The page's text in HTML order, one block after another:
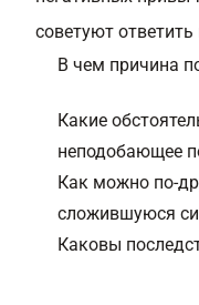
советуют
В чем причина
Какие
неподобающее
Как можно по-
сложившуюся
Каковы